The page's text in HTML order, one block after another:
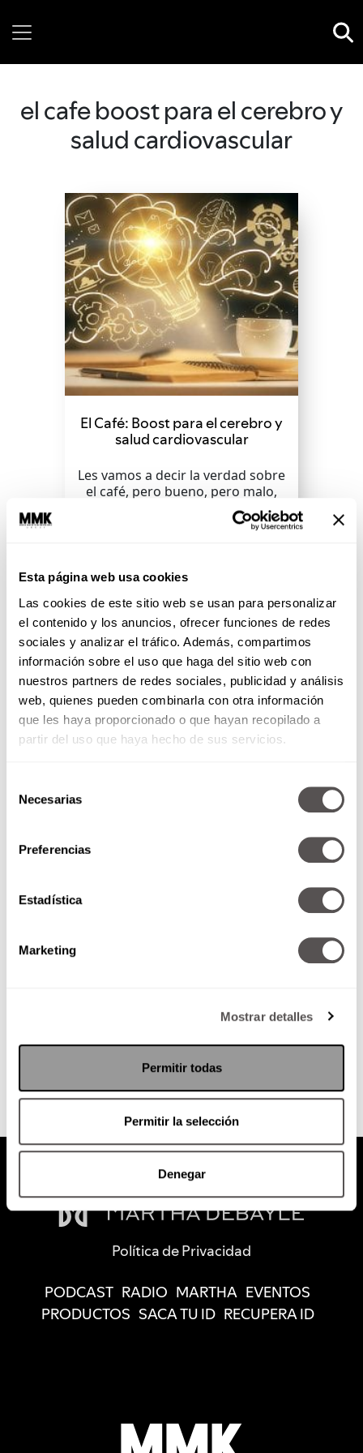
Esta página web usa cookies
Las cookies de este sitio web se usan para personalizar
el contenido y los anuncios, ofrecer funciones de redes
sociales y analizar el tráfico. Además, compartimos
información sobre el uso que haga del sitio web con
nuestros partners de redes sociales, publicidad y análisis
web, quienes pueden combinarla con otra información
que les haya proporcionado o que hayan recopilado a
partir del uso que haya hecho de sus servicios.
Necesarias
Preferencias
Estadística
Marketing
Mostrar detalles
Permitir todas
Permitir la selección
Denegar
el cafe boost para el cerebro y
salud cardiovascular
El Café: Boost para el cerebro y
salud cardiovascular
Les vamos a decir la verdad sobre
el café, pero bueno, pero malo,
pero cancerígeno, pero me
despierta, pero no,...
SEGUIR LEYENDO
SEGUIR LEYENDO
Política de Privacidad
PODCAST RADIO MARTHA EVENTOS
PRODUCTOS SACA TU ID RECUPERA ID